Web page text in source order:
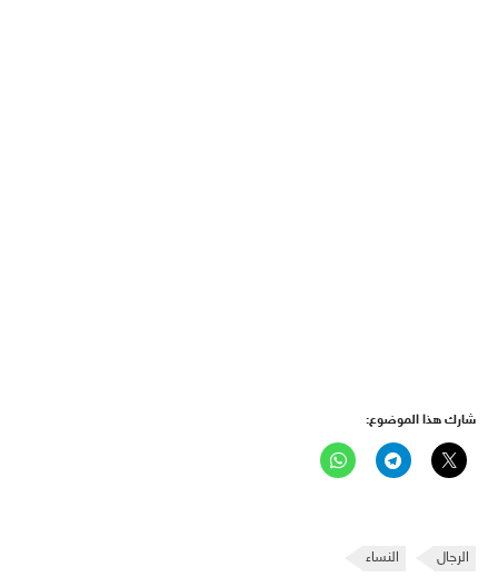
شارك هذا الموضوع:
الرجال النساء